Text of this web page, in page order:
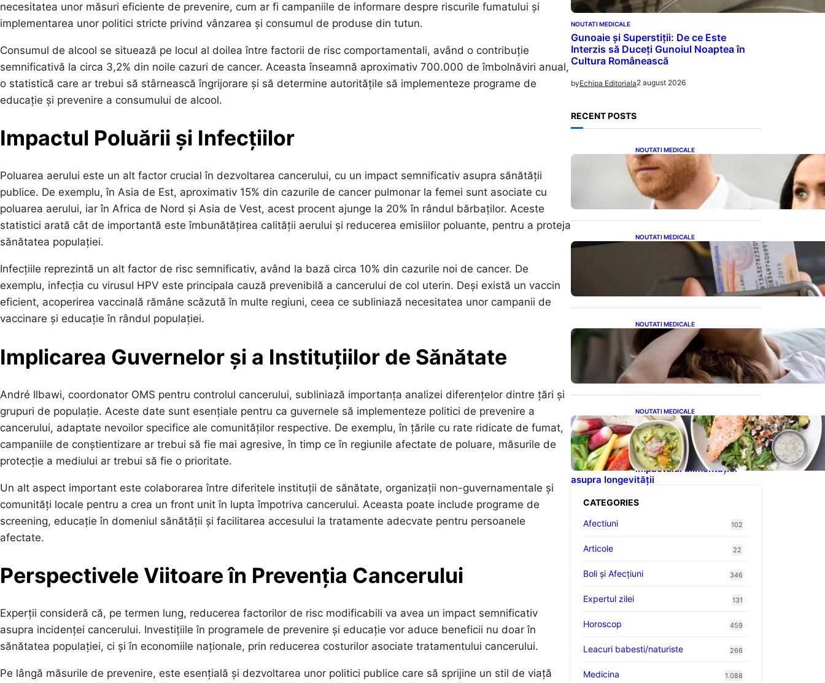
necesitatea unor măsuri eficiente de prevenire, cum ar fi campaniile de informare despre riscurile fumatului și
implementarea unor politici stricte privind vânzarea și consumul de produse din tutun.
Consumul de alcool se situează pe locul al doilea între factorii de risc comportamentali, având o contribuție
semnificativă la circa 3,2% din noile cazuri de cancer. Aceasta înseamnă aproximativ 700.000 de îmbolnăviri anual,
o statistică care ar trebui să stârnească îngrijorare și să determine autoritățile să implementeze programe de
educație și prevenire a consumului de alcool.
Impactul Poluării și Infecțiilor
Poluarea aerului este un alt factor crucial în dezvoltarea cancerului, cu un impact semnificativ asupra sănătății
publice. De exemplu, în Asia de Est, aproximativ 15% din cazurile de cancer pulmonar la femei sunt asociate cu
poluarea aerului, iar în Africa de Nord și Asia de Vest, acest procent ajunge la 20% în rândul bărbaților. Aceste
statistici arată cât de importantă este îmbunătățirea calității aerului și reducerea emisiilor poluante, pentru a proteja
sănătatea populației.
Infecțiile reprezintă un alt factor de risc semnificativ, având la bază circa 10% din cazurile noi de cancer. De
exemplu, infecția cu virusul HPV este principala cauză prevenibilă a cancerului de col uterin. Deși există un vaccin
eficient, acoperirea vaccinală rămâne scăzută în multe regiuni, ceea ce subliniază necesitatea unor campanii de
vaccinare și educație în rândul populației.
Implicarea Guvernelor și a Instituțiilor de Sănătate
André Ilbawi, coordonator OMS pentru controlul cancerului, subliniază importanța analizei diferențelor dintre țări și
grupuri de populație. Aceste date sunt esențiale pentru ca guvernele să implementeze politici de prevenire a
cancerului, adaptate nevoilor specifice ale comunităților respective. De exemplu, în țările cu rate ridicate de fumat,
campaniile de conștientizare ar trebui să fie mai agresive, în timp ce în regiunile afectate de poluare, măsurile de
protecție a mediului ar trebui să fie o prioritate.
Un alt aspect important este colaborarea între diferitele instituții de sănătate, organizații non-guvernamentale și
comunități locale pentru a crea un front unit în lupta împotriva cancerului. Aceasta poate include programe de
screening, educație în domeniul sănătății și facilitarea accesului la tratamente adecvate pentru persoanele
afectate.
Perspectivele Viitoare în Prevenția Cancerului
Experții consideră că, pe termen lung, reducerea factorilor de risc modificabili va avea un impact semnificativ
asupra incidenței cancerului. Investițiile în programele de prevenire și educație vor aduce beneficii nu doar în
sănătatea populației, ci și în economiile naționale, prin reducerea costurilor asociate tratamentului cancerului.
Pe lângă măsurile de prevenire, este esențială și dezvoltarea unor politici publice care să sprijine un stil de viață
NOUTATI MEDICALE
Gunoaie și Superstiții: De ce Este
Interzis să Duceți Gunoiul Noaptea în
Cultura Românească
byEchipa Editoriala2 august 2026
RECENT POSTS
NOUTATI MEDICALE
Deciziile parentale ale lui
Harry și Meghan: O
abordare diferită față de
moștenirea regală
NOUTATI MEDICALE
Pierderea cardului de
sănătate: pași esențiali și
impact asupra accesului la
servicii medicale
NOUTATI MEDICALE
Impactul Căldurii Asupra
Psihicului: Depresia de Vară
și Simptomele Sale Ignorate
NOUTATI MEDICALE
Cum dieta mediteraneană
poate adăuga până la 10 ani
speranței de viață: O
analiză detaliată a
impactului alimentației
asupra longevității
CATEGORIES
Afectiuni
102
Articole 22
Boli și Afecțiuni 346
Expertul zilei 131
Horoscop 459
Leacuri babesti/naturiste 266
Medicina 1.088